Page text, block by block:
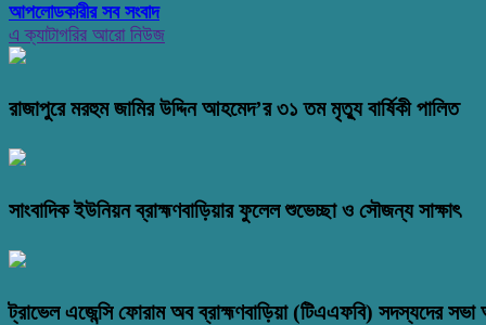
আপলোডকারীর সব সংবাদ
এ ক্যাটাগরির আরো নিউজ
রাজাপুরে মরহুম জামির উদ্দিন আহমেদ’র ৩১ তম মৃত্যু বার্ষিকী পালিত
সাংবাদিক ইউনিয়ন ব্রাহ্মণবাড়িয়ার ফুলেল শুভেচ্ছা ও সৌজন্য সাক্ষাৎ
ট্রাভেল এজেন্সি ফোরাম অব ব্রাহ্মণবাড়িয়া (টিএএফবি) সদস্যদের সভা